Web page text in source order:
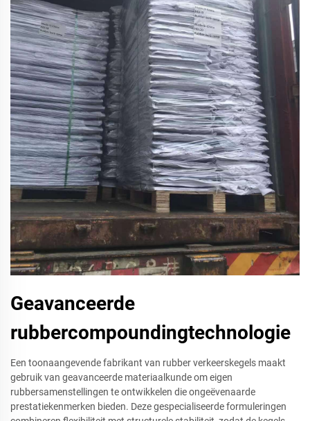
Geavanceerde
rubbercompoundingtechnologie
Een toonaangevende fabrikant van rubber verkeerskegels maakt
gebruik van geavanceerde materiaalkunde om eigen
rubbersamenstellingen te ontwikkelen die ongeëvenaarde
prestatiekenmerken bieden. Deze gespecialiseerde formuleringen